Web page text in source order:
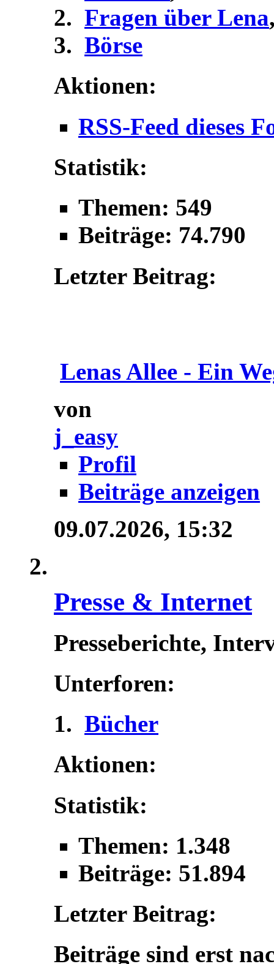
Fragen über Lena
Börse
Aktionen:
RSS-Feed dieses
Statistik:
Themen: 549
Beiträge: 74.790
Letzter Beitrag:
Lenas Allee - Ein
von
j_easy
Profil
Beiträge anzeigen
09.07.2026, 15:32
Presse & Internet
Presseberichte,
Unterforen:
Bücher
Aktionen:
Statistik:
Themen: 1.348
Beiträge: 51.894
Letzter Beitrag:
Beiträge sind erst